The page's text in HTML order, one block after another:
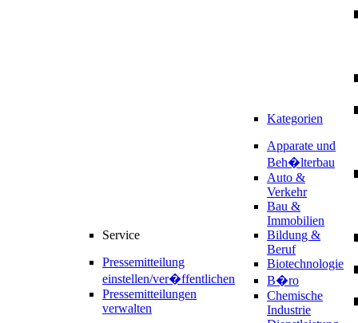
Service
Pressemitteilung
einstellen/ver�ffentlichen
Pressemitteilungen
verwalten
Kategorien
Apparate und
Beh�lterbau
Auto &
Verkehr
Bau &
Immobilien
Bildung &
Beruf
Biotechnologie
B�ro
Chemische
Industrie